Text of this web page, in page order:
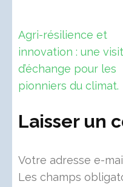
Navigation
de
l’article
Agri-résilience et
innovation : une
d’échange pour les
pionniers du climat.
Laisser un
Votre adresse e-
Les champs